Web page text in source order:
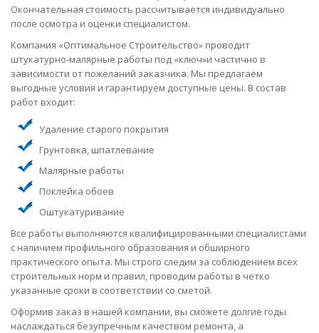
Окончательная стоимость рассчитывается индивидуально
после осмотра и оценки специалистом.
Компания «Оптимальное Строительство» проводит
штукатурно-малярные работы под «ключ»и частично в
зависимости от пожеланий заказчика. Мы предлагаем
выгодные условия и гарантируем доступные цены. В состав
работ входит:
Удаление старого покрытия
Грунтовка, шпатлевание
Малярные работы
Поклейка обоев
Оштукатуривание
Все работы выполняются квалифицированными специалистами
с наличием профильного образования и обширного
практического опыта. Мы строго следим за соблюдением всех
строительных норм и правил, проводим работы в четко
указанные сроки в соответствии со сметой.
Оформив заказ в нашей компании, вы сможете долгие годы
наслаждаться безупречным качеством ремонта, а